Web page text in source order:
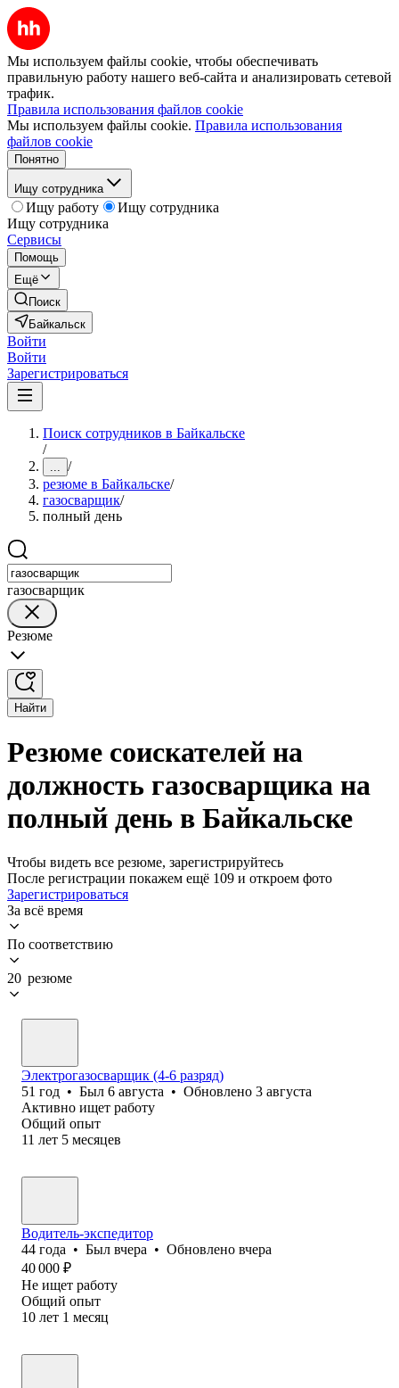
Мы используем файлы cookie, чтобы обеспечивать
правильную работу нашего веб-сайта и анализировать сетевой
трафик.
Правила использования файлов cookie
Мы используем файлы cookie. Правила использования
файлов cookie
Понятно
Ищу сотрудника
Ищу работу
Ищу сотрудника
Ищу сотрудника
Сервисы
Помощь
Ещё
Поиск
Байкальск
Войти
Войти
Зарегистрироваться
Поиск сотрудников в Байкальске
/
... /
резюме в Байкальске/
газосварщик/
полный день
газосварщик
Резюме
Найти
Резюме соискателей на
должность газосварщика на
полный день в Байкальске
Чтобы видеть все резюме, зарегистрируйтесь
После регистрации покажем ещё 109 и откроем фото
Зарегистрироваться
За всё время
По соответствию
20 резюме
Электрогазосварщик (4-6 разряд)
51 год • Был 6 августа • Обновлено 3 августа
Активно ищет работу
Общий опыт
11 лет 5 месяцев
Водитель-экспедитор
44 года • Был вчера • Обновлено вчера
40 000 ₽
Не ищет работу
Общий опыт
10 лет 1 месяц